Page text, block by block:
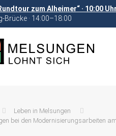
zum Alheimer“ · 10:00
· 14:00–18:00
Leben in Melsungen
bei den Modernisierungsarbeiten